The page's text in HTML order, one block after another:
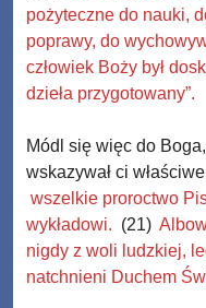
pożyteczne do nauki,
poprawy, do
człowiek Boży był
dzieła przygotowany”.
Módl się więc do
wskazywał ci
wszelkie proroctwo
wykładowi. (21)
nigdy z woli ludzkiej,
natchnieni Duchem